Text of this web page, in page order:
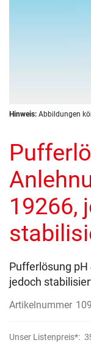
Zum
Bildergalerie
springen
Hinweis: Abbildungen
19266,
Pufferlösung pH
jedoch
Artikelnummer
Unser Listenpreis*: